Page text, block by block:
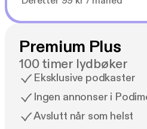
Premium Plus
100 timer lydbøker
Eksklusive podkaster
Ingen annonser i
Avslutt når som helst